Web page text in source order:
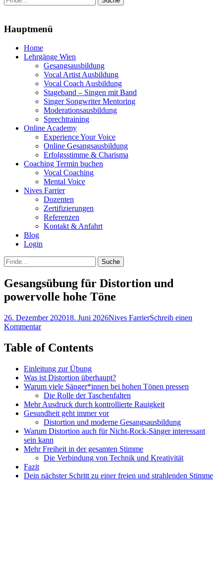
nach:
Hauptmenü
Zum
Inhalt
Home
Lehrgänge Wien
Gesangsausbildung
Vocal Artist Ausbildung
Vocal Coach Ausbildung
Stageband – Singen mit Band
Singer Songwriter Mentoring
Moderationsausbildung
Sprechtraining
Online Academy
Experience Your Voice
Online Gesangsausbildung
Erfolgsstimme & Charisma
Coaching Termin buchen
Vocal Coaching
Mental Voice
Nives Farrier
Dozenten
Zertifizierungen
Referenzen
Kontakt & Anfahrt
Blog
Login
bei
der
Suche
Suche
nach:
Gesangsübung für Distortion und
powervolle hohe Töne
Posted
on
26. Dezember 202018. Juni 2026Autor
Nives FarrierSchreib einen
Kommentar
Table of Contents
Einleitung zur Übung
Was ist Distortion überhaupt?
Warum viele Sänger*innen bei hohen Tönen pressen
Die Rolle der Taschenfalten
Mehr Ausdruck durch kontrollierte Rauigkeit
Gesundheit geht immer vor
Distortion und moderne Gesangsausbildung
Warum Distortion auch für Nicht-Rock-Sänger interessant
sein kann
Mehr Freiheit in der gesamten Stimme
Die Verbindung von Technik und Kreativität
Fazit
Dein nächster Schritt zu einer freien und strahlenden Stimme